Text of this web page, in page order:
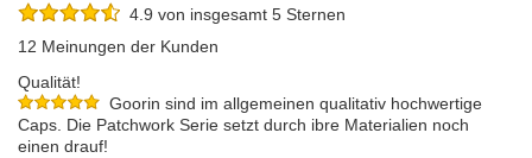
4.9 von insgesamt 5 Sternen
12 Meinungen der Kunden
Qualität!
Goorin sind im allgemeinen qualitativ hochwertige
Caps. Die Patchwork Serie setzt durch ibre Materialien noch
einen drauf!